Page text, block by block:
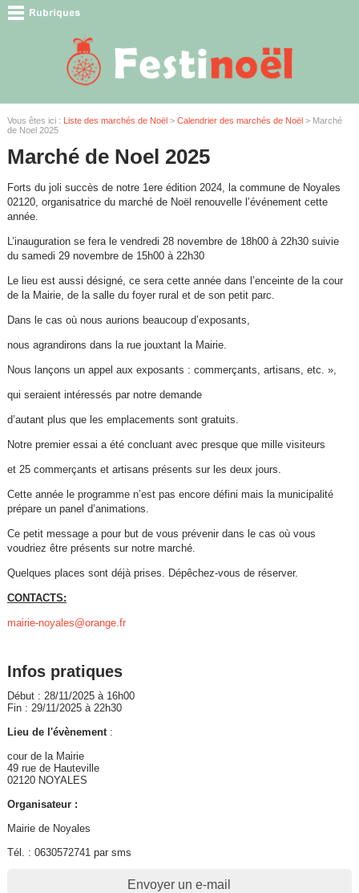
Vous êtes ici : Liste des marchés de Noël> Calendrier des marchés de Noël> Marché
de Noel 2025
Marché de Noel 2025
Forts du joli succès de notre 1ere édition 2024, la commune de Noyales
02120, organisatrice du marché de Noël renouvelle l’événement cette
année.
L’inauguration se fera le vendredi 28 novembre de 18h00 à 22h30 suivie
du samedi 29 novembre de 15h00 à 22h30
Le lieu est aussi désigné, ce sera cette année dans l’enceinte de la cour
de la Mairie, de la salle du foyer rural et de son petit parc.
Dans le cas où nous aurions beaucoup d’exposants,
nous agrandirons dans la rue jouxtant la Mairie.
Nous lançons un appel aux exposants : commerçants, artisans, etc. »,
qui seraient intéressés par notre demande
d’autant plus que les emplacements sont gratuits.
Notre premier essai a été concluant avec presque que mille visiteurs
et 25 commerçants et artisans présents sur les deux jours.
Cette année le programme n’est pas encore défini mais la municipalité
prépare un panel d’animations.
Ce petit message a pour but de vous prévenir dans le cas où vous
voudriez être présents sur notre marché.
Quelques places sont déjà prises. Dépêchez-vous de réserver.
CONTACTS:
mairie-noyales@orange.fr
Infos pratiques
Début : 28/11/2025 à 16h00
Fin : 29/11/2025 à 22h30
Lieu de l'évènement:
cour de la Mairie
49 rue de Hauteville
02120 NOYALES
Organisateur :
Mairie de Noyales
Tél. : 0630572741 par sms
Envoyer un e-mail